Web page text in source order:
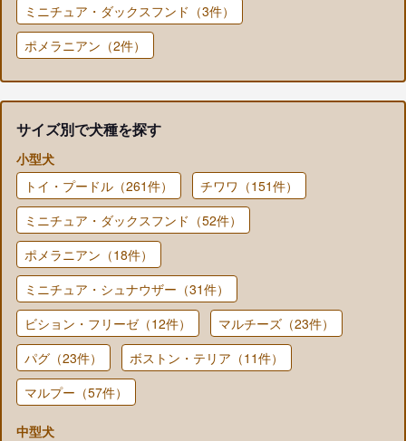
ミニチュア・ダックスフンド（3件）
ポメラニアン（2件）
サイズ別で犬種を探す
小型犬
トイ・プードル（261件）
チワワ（151件）
ミニチュア・ダックスフンド（52件）
ポメラニアン（18件）
ミニチュア・シュナウザー（31件）
ビション・フリーゼ（12件）
マルチーズ（23件）
パグ（23件）
ボストン・テリア（11件）
マルプー（57件）
中型犬